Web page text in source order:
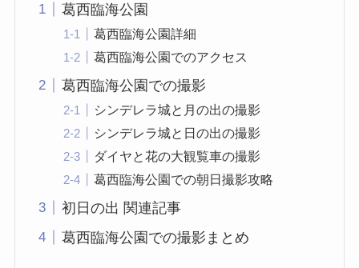
葛西臨海公園
葛西臨海公園詳細
葛西臨海公園でのアクセス
葛西臨海公園での撮影
シンデレラ城と月の出の撮影
シンデレラ城と日の出の撮影
ダイヤと花の大観覧車の撮影
葛西臨海公園での朝日撮影攻略
初日の出 関連記事
葛西臨海公園での撮影まとめ